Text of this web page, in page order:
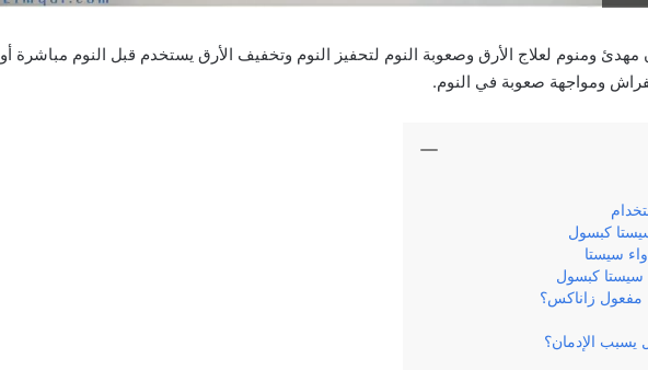
ومنوم لعلاج الأرق وصعوبة النوم لتحفيز النوم وتخفيف الأرق يستخدم قبل النوم مباشرة أو
ومواجهة صعوبة في النوم.
سيستا كبسول
سيستا
سيستا كبسول
مفعول زاناكس؟
يسبب الإدمان؟